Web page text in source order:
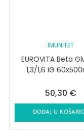
IMUNITET
EUROVITA Beta
1,3/1,6 IG
50,30 €
DODAJ U